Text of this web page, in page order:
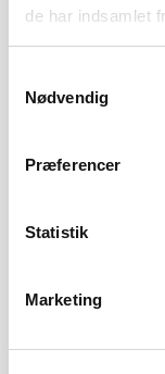
de har indsamlet
Nødvendig
Præferencer
Statistik
Marketing